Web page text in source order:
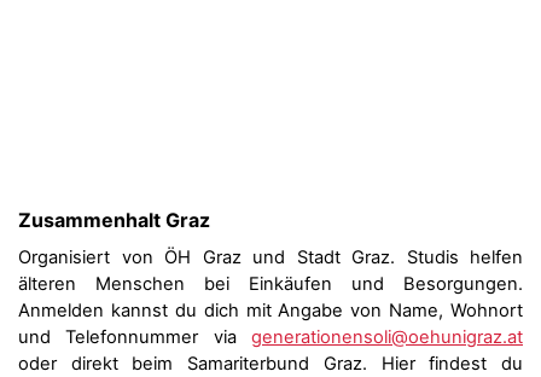
Zusammenhalt Graz
Organisiert von ÖH Graz und Stadt Graz. Studis helfen
älteren Menschen bei Einkäufen und Besorgungen.
Anmelden kannst du dich mit Angabe von Name, Wohnort
und Telefonnummer via generationensoli@oehunigraz.at
oder direkt beim Samariterbund Graz. Hier findest du